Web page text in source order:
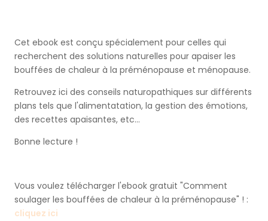
Cet ebook est conçu spécialement pour celles qui
recherchent des solutions naturelles pour apaiser les
bouffées de chaleur à la préménopause et ménopause.
Retrouvez ici des conseils naturopathiques sur différents
plans tels que l'alimentatation, la gestion des émotions,
des recettes apaisantes, etc...
Bonne lecture !
Vous voulez télécharger l'ebook gratuit "Comment
soulager les bouffées de chaleur à la préménopause" ! :
cliquez ici